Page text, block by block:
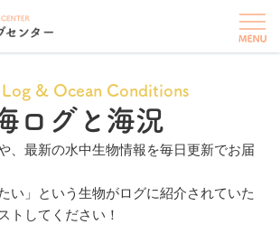
& Ocean Conditions
ログと海況
、最新の水中生物情報を毎日更新でお届
い」という生物がログに紹介されていた
トしてください！